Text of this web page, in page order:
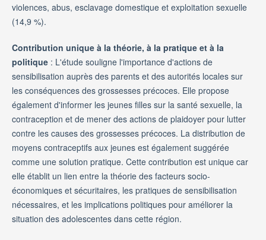
violences, abus, esclavage domestique et exploitation sexuelle
(14,9 %).
Contribution unique à la théorie, à la pratique et à la
politique: L'étude souligne l'importance d'actions de
sensibilisation auprès des parents et des autorités locales sur
les conséquences des grossesses précoces. Elle propose
également d'informer les jeunes filles sur la santé sexuelle, la
contraception et de mener des actions de plaidoyer pour lutter
contre les causes des grossesses précoces. La distribution de
moyens contraceptifs aux jeunes est également suggérée
comme une solution pratique. Cette contribution est unique car
elle établit un lien entre la théorie des facteurs socio-
économiques et sécuritaires, les pratiques de sensibilisation
nécessaires, et les implications politiques pour améliorer la
situation des adolescentes dans cette région.